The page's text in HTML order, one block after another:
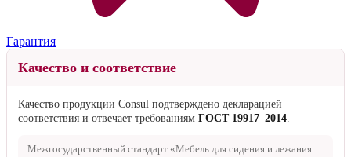
Гарантия
Качество и соответствие
Качество продукции Consul подтверждено декларацией
соответствия и отвечает требованиям ГОСТ 19917–2014.
Межгосударственный стандарт «Мебель для сидения и лежания.